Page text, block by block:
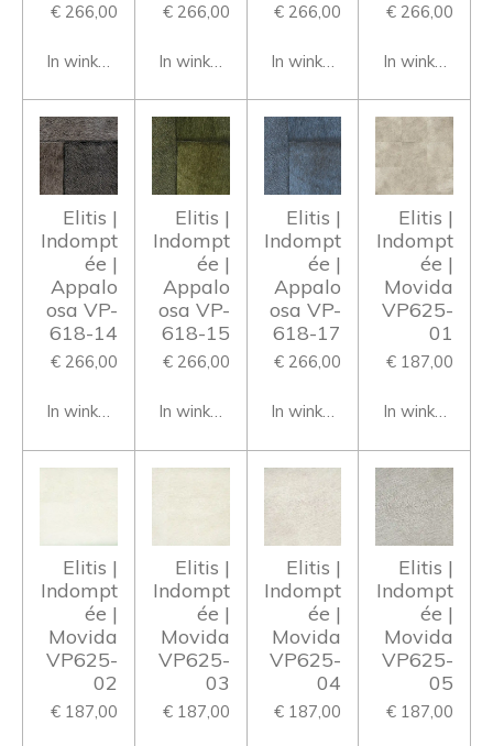
€ 266,00
In winkelwagen
€ 266,00
In winkelwagen
€ 266,00
In winkelwagen
€ 266,00
In
Elitis |
Indompt
ée |
Appalo
osa VP-
618-14
€ 266,00
In winkelwagen
Elitis |
Indompt
ée |
Appalo
osa VP-
618-15
€ 266,00
In winkelwagen
Elitis |
Indompt
ée |
Appalo
osa VP-
618-17
€ 266,00
In winkelwagen
Elitis |
Indompt
ée |
Movida
VP625-
01
€ 187,00
In
Elitis |
Indompt
ée |
Movida
VP625-
02
€ 187,00
Elitis |
Indompt
ée |
Movida
VP625-
03
€ 187,00
Elitis |
Indompt
ée |
Movida
VP625-
04
€ 187,00
Elitis |
Indompt
ée |
Movida
VP625-
05
€ 187,00